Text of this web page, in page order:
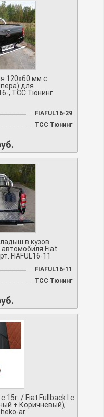
120х60 мм с
для
, TCC Тюнинг
FIAFUL16-29
TCC Тюнинг
в кузов
Fiat
FIAFUL16-11
FIAFUL16-11
TCC Тюнинг
15г. / Fiat Fullback I c
+ Коричневый),
ar